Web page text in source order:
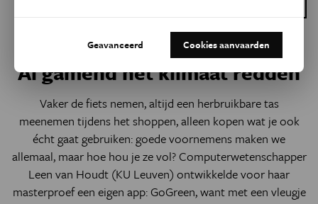
De Vlaamse Scriptieprijs Natuur & Milieu
Al gamend het klimaat redden
Vaker de fiets nemen, altijd een herbruikbare tas
meenemen tijdens het shoppen, alleen kopen wat je ook
écht gaat gebruiken: goede voornemens maken we
allemaal, maar hoe hou je ze vol? Computerwetenschapper
Leen van Houdt (KU Leuven) ontwikkelde voor haar
masterproef een eigen app: GoGreen, want met een vleugje
Geavanceerd Cookies aanvaarden